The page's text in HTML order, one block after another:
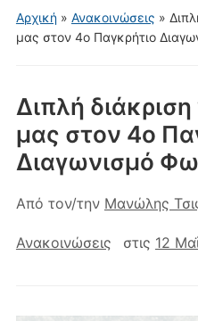
για
κινητά
Αρχική» Ανακοινώσεις »
μας στον 4ο Παγκρήτιο
Διπλή διάκριση
μας στον 4ο
Διαγωνισμό
Από τον/την Μανώλης
Ανακοινώσεις στις 12